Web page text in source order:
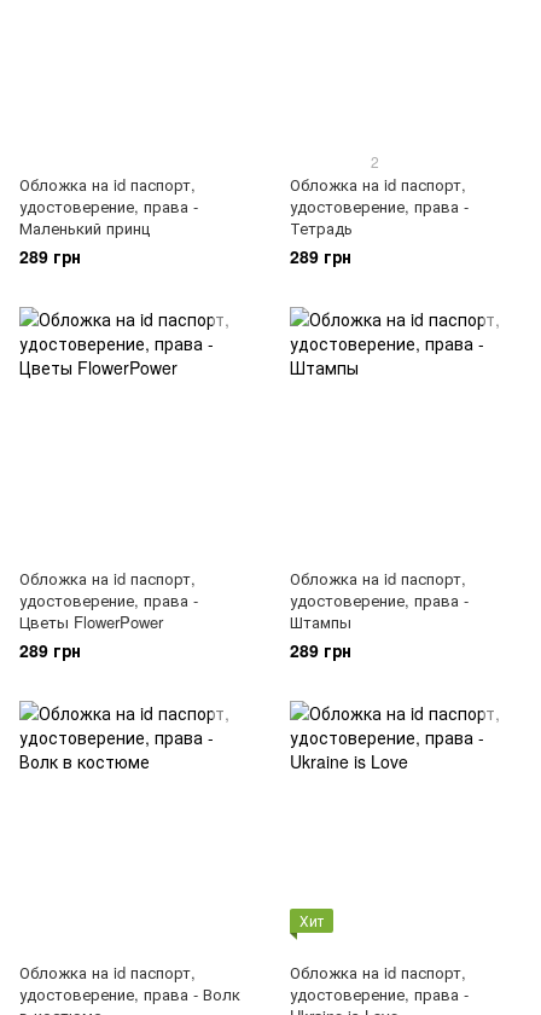
Обложка на id паспорт,
удостоверение, права -
Маленький принц
289 грн
2
Обложка на id паспорт,
удостоверение, права -
Тетрадь
289 грн
Обложка на id паспорт,
удостоверение, права -
Цветы FlowerPower
289 грн
Обложка на id паспорт,
удостоверение, права -
Штампы
289 грн
Обложка на id паспорт,
удостоверение, права - Волк
Хит
Обложка на id паспорт,
удостоверение, права -